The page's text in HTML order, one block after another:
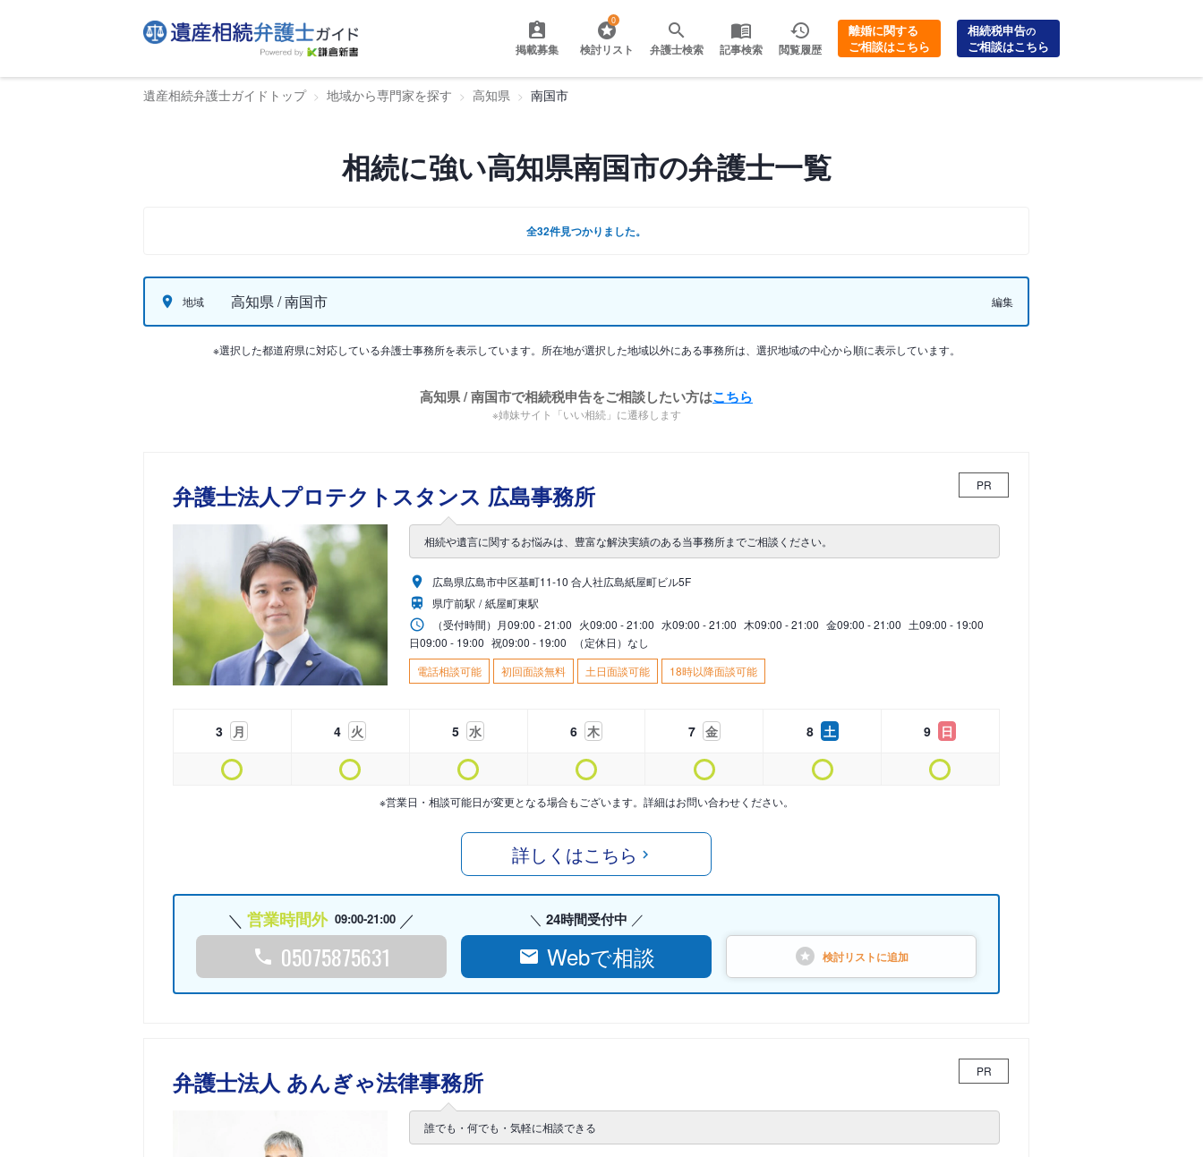
掲載募集
0
検討リスト 弁護士検索 記事検索 閲覧履歴
離婚に関する
ご相談はこちら
相続税申告の
ご相談はこちら
遺産相続弁護士ガイドトップ 地域から専門家を探す 高知県 南国市
相続に強い高知県南国市の弁護士一覧
全32件見つかりました。
地域 高知県 / 南国市 編集
※選択した都道府県に対応している弁護士事務所を表示しています。所在地が選択した地域以外にある事務所は、選択地域の中心から順に表示しています。
高知県 / 南国市で相続税申告をご相談したい方はこちら
※姉妹サイト「いい相続」に遷移します
弁護士法人プロテクトスタンス 広島事務所 PR
相続や遺言に関するお悩みは、豊富な解決実績のある当事務所までご相談ください。
広島県広島市中区基町11-10 合人社広島紙屋町ビル5F
県庁前駅
紙屋町東駅
（受付時間） 月09:00 - 21:00 火09:00 - 21:00 水09:00 - 21:00 木09:00 - 21:00 金09:00 - 21:00 土09:00 - 19:00
日09:00 - 19:00 祝09:00 - 19:00
（定休日）なし
電話相談可能
初回面談無料 土日面談可能 18時以降面談可能
3 月 4 火 5 水 6 木 7 金 8 土 9 日
※営業日・相談可能日が変更となる場合もございます。詳細はお問い合わせください。
詳しくはこちら
営業時間外 09:00-21:00
05075875631
24時間受付中
Webで相談 検討リストに追加
弁護士法人 あんぎゃ法律事務所 PR
誰でも・何でも・気軽に相談できる